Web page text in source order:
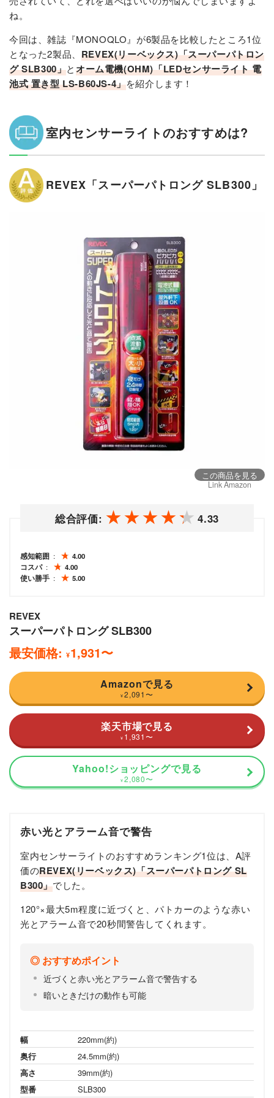
ね。
今回は、雑誌『MONOQLO』が6製品を比較したところ1位
となった2製品、 REVEX(リーベックス)「スーパーパトロン
グ SLB300」とオーム電機(OHM)「LEDセンサーライト 電
池式 置き型 LS-B60JS-4」を紹介します！
室内センサーライトのおすすめは?
REVEX「スーパーパトロング SLB300」
この商品を見る
Link Amazon
総合評価: 4.33
感知範囲
4.00
コスパ
4.00
使い勝手
5.00
REVEX
スーパーパトロング SLB300
最安価格: ¥1,931〜
Amazonで見る
¥ 2,091〜
楽天市場で見る
¥ 1,931〜
Yahoo!ショッピングで見る
¥ 2,080〜
赤い光とアラーム音で警告
室内センサーライトのおすすめランキング1位は、A評
価のREVEX(リーベックス)「スーパーパトロング SL
B300」でした。
120°×最大5m程度に近づくと、パトカーのような赤い
光とアラーム音で20秒間警告してくれます。
おすすめポイント
近づくと赤い光とアラーム音で警告する
暗いときだけの動作も可能
幅
220mm(約)
奥行
24.5mm(約)
高さ
39mm(約)
型番
SLB300